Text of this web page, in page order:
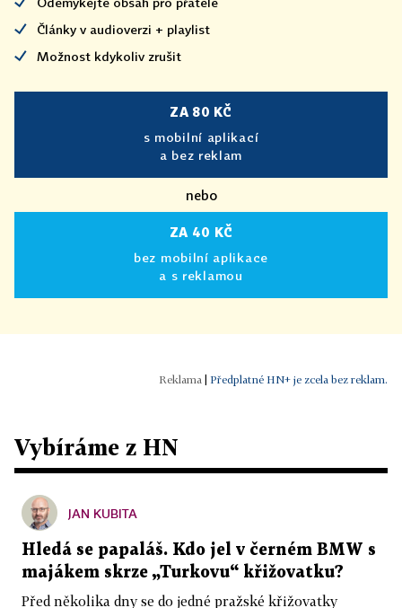
Články v audioverzi + playlist
Možnost kdykoliv zrušit
ZA 80 KČ
s mobilní aplikací
a bez reklam
nebo
ZA 40 KČ
bez mobilní aplikace
a s reklamou
Předplatné HN+ je zcela bez reklam.
Vybíráme z HN
JAN KUBITA
Hledá se papaláš. Kdo jel v černém BMW s
majákem skrze „Turkovu“ křižovatku?
Před několika dny se do jedné pražské křižovatky